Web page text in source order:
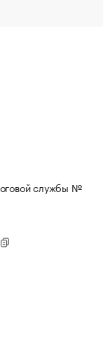
службы №